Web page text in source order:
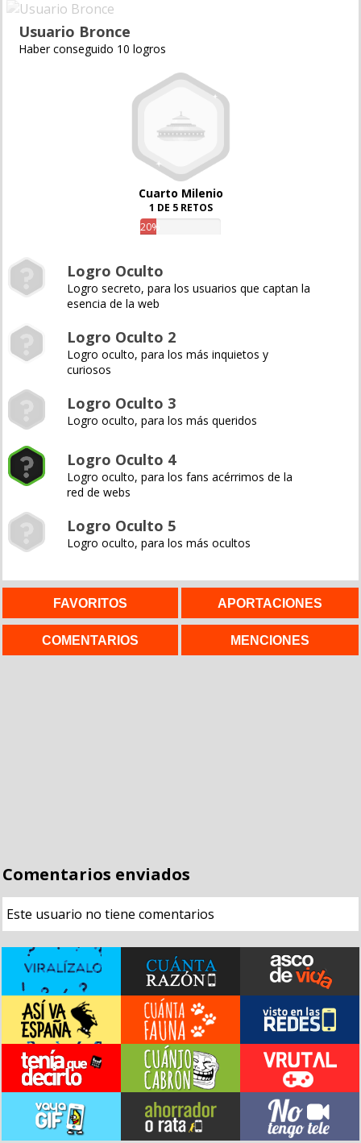
Usuario Bronce
Haber conseguido 10 logros
Cuarto Milenio
1 DE 5 RETOS
20%
Logro Oculto
Logro secreto, para los usuarios que captan la
esencia de la web
Logro Oculto 2
Logro oculto, para los más inquietos y
curiosos
Logro Oculto 3
Logro oculto, para los más queridos
Logro Oculto 4
Logro oculto, para los fans acérrimos de la
red de webs
Logro Oculto 5
Logro oculto, para los más ocultos
FAVORITOS APORTACIONES
COMENTARIOS MENCIONES
Comentarios enviados
Este usuario no tiene comentarios